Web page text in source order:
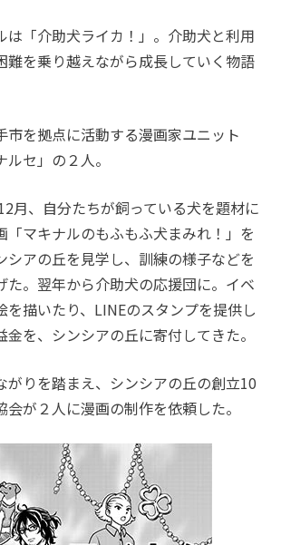
「介助犬ライカ！」。介助犬と利用
難を乗り越えながら成長していく物語
を拠点に活動する漫画家ユニット
ルセ」の２人。
月、自分たちが飼っている犬を題材に
「マキナルのもふもふ犬まみれ！」を
シアの丘を見学し、訓練の様子などを
た。翌年から介助犬の応援団に。イベ
を描いたり、LINEのスタンプを提供し
金を、シンシアの丘に寄付してきた。
りを踏まえ、シンシアの丘の創立10
が２人に漫画の制作を依頼した。